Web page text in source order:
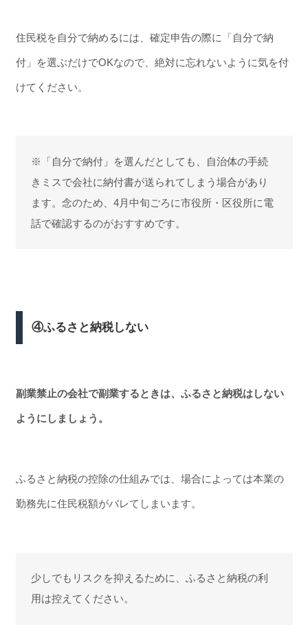
住民税を自分で納めるには、確定申告の際に「自分で納
付」を選ぶだけでOKなので、絶対に忘れないように気を付
けてください。
※「自分で納付」を選んだとしても、自治体の手続
きミスで会社に納付書が送られてしまう場合があり
ます。念のため、4月中旬ごろに市役所・区役所に電
話で確認するのがおすすめです。
④ふるさと納税しない
副業禁止の会社で副業するときは、ふるさと納税はしない
ようにしましょう。
ふるさと納税の控除の仕組みでは、場合によっては本業の
勤務先に住民税額がバレてしまいます。
少しでもリスクを抑えるために、ふるさと納税の利
用は控えてください。